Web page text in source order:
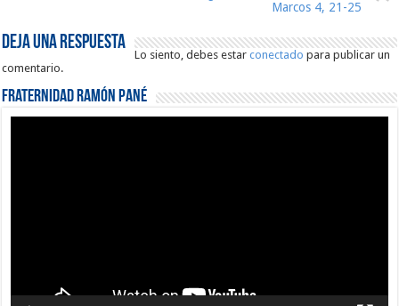
Marcos 4, 21-25
Deja una respuesta
Lo siento, debes estarconectado para publicar un
comentario.
Fraternidad Ramón Pané